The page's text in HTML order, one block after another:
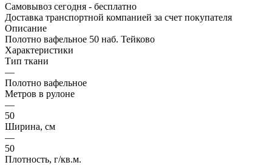
Самовывоз сегодня - бесплатно
Доставка транспортной компанией за счет покупателя
Описание
Полотно вафельное 50 наб. Тейково
Характеристики
Тип ткани
—
Полотно вафельное
Метров в рулоне
—
50
Ширина, см
—
50
Плотность, г/кв.м.